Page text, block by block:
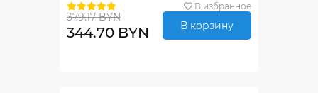
В избранное
379.17 BYN
344.70 BYN В корзину